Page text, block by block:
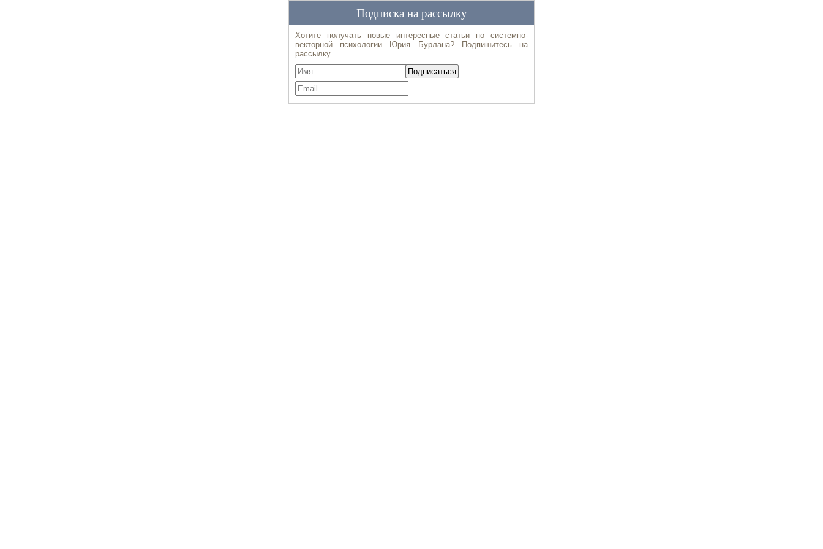
Подписка на рассылку
Хотите получать новые интересные статьи по системно-
векторной психологии Юрия Бурлана? Подпишитесь на
рассылку.